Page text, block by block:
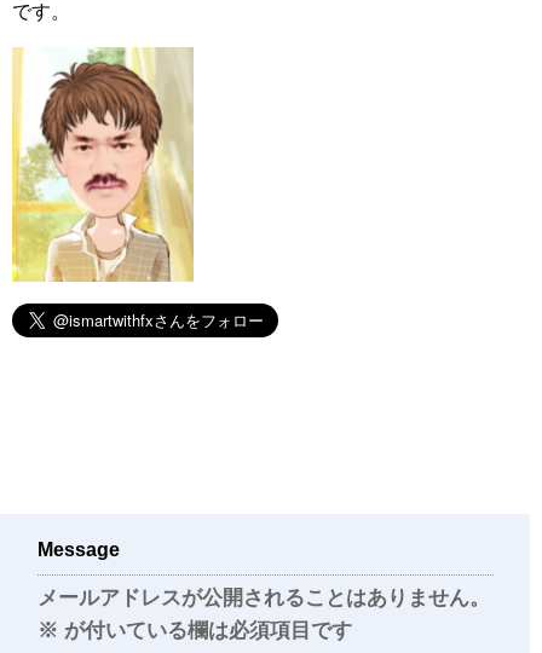
です。
Message
メールアドレスが公開されることはありません。
※ が付いている欄は必須項目です